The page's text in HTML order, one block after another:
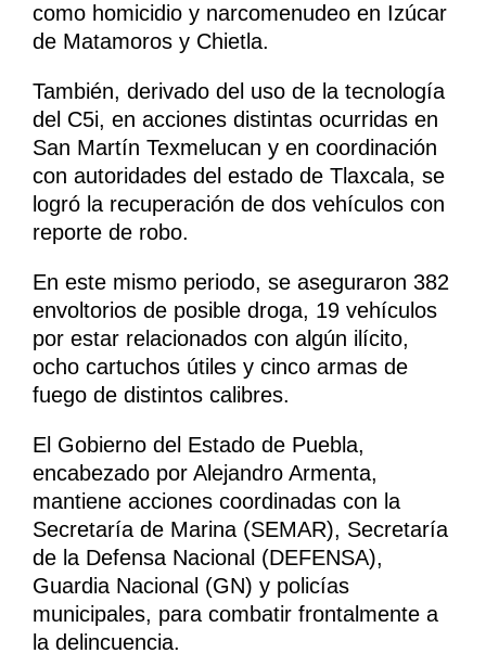
como homicidio y narcomenudeo en Izúcar
de Matamoros y Chietla.
También, derivado del uso de la tecnología
del C5i, en acciones distintas ocurridas en
San Martín Texmelucan y en coordinación
con autoridades del estado de Tlaxcala, se
logró la recuperación de dos vehículos con
reporte de robo.
En este mismo periodo, se aseguraron 382
envoltorios de posible droga, 19 vehículos
por estar relacionados con algún ilícito,
ocho cartuchos útiles y cinco armas de
fuego de distintos calibres.
El Gobierno del Estado de Puebla,
encabezado por Alejandro Armenta,
mantiene acciones coordinadas con la
Secretaría de Marina (SEMAR), Secretaría
de la Defensa Nacional (DEFENSA),
Guardia Nacional (GN) y policías
municipales, para combatir frontalmente a
la delincuencia.